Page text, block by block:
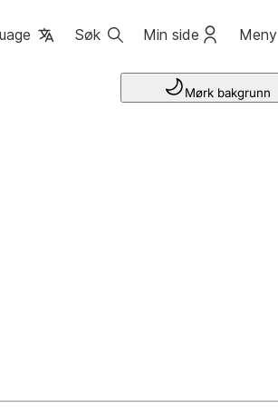
Søk Min side Meny
Mørk bakgrunn